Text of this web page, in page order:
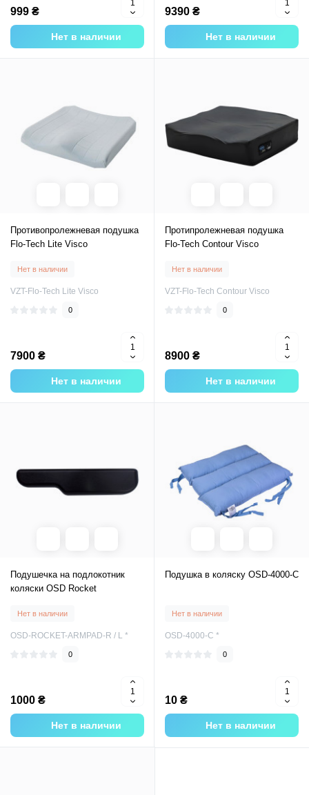
999 ₴
Нет в наличии
9390 ₴
Нет в наличии
Противопролежневая подушка
Flo-Tech Lite Visco
Нет в наличии
VZT-Flo-Tech Lite Visco
0
7900 ₴
Нет в наличии
Протипролежневая подушка
Flo-Tech Contour Visco
Нет в наличии
VZT-Flo-Tech Contour Visco
0
8900 ₴
Нет в наличии
Подушечка на подлокотник
коляски OSD Rocket
Нет в наличии
OSD-ROCKET-ARMPAD-R / L *
0
1000 ₴
Нет в наличии
Подушка в коляску OSD-4000-C
Нет в наличии
OSD-4000-C *
0
10 ₴
Нет в наличии